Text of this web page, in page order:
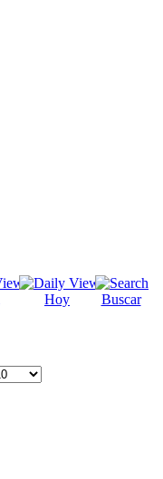
Hoy
Buscar